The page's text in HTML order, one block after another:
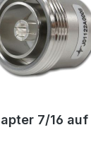
7/16 auf